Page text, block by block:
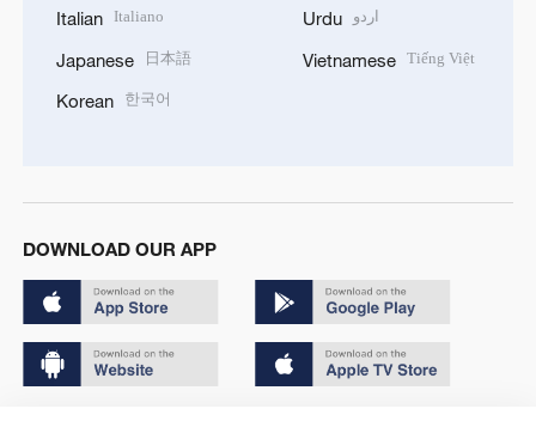
Italian Italiano
Japanese 日本語
Korean 한국어
Urdu اردو
Vietnamese Tiếng Việt
DOWNLOAD OUR APP